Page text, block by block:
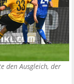
den Ausgleich, der